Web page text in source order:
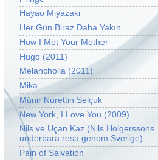
Hayao Miyazaki
Her Gün Biraz Daha Yakın
How I Met Your Mother
Hugo (2011)
Melancholia (2011)
Mika
Münir Nurettin Selçuk
New York, I Love You (2009)
Nils ve Uçan Kaz (Nils Holgerssons
underbara resa genom Sverige)
Pain of Salvation